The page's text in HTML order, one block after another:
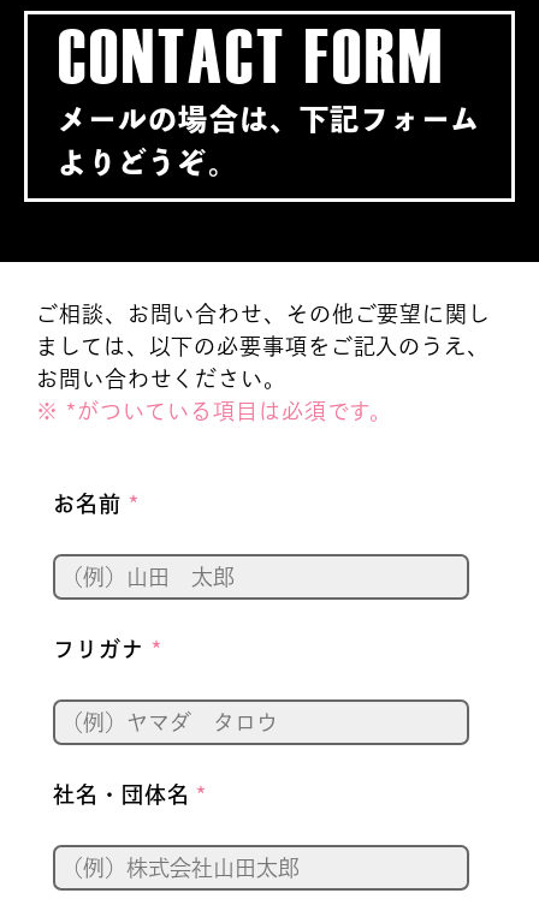
CONTACT FORM
メールの場合は、下記フォーム
よりどうぞ。
ご相談、お問い合わせ、その他ご要望に関し
ましては、以下の必要事項をご記入のうえ、
お問い合わせください。
※ *がついている項目は必須です。
お名前 *
フリガナ *
社名・団体名 *